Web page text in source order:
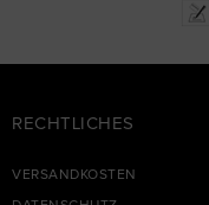
RECHTLICHES
VERSANDKOSTEN